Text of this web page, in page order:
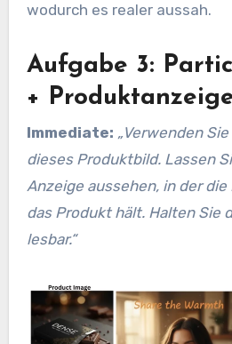
wodurch es realer aussah.
Aufgabe 3:
+
Immediate: „Verwenden
dieses Produktbild. Lassen
Anzeige aussehen, in der
das Produkt hält. Halten Sie
lesbar.“